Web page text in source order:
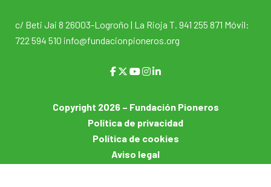
c/ Beti Jai 8 26003-Logroño | La Rioja T. 941 255 871 Móvil:
722 594 510 info@fundacionpioneros.org
Copyright 2026 – Fundación Pioneros
Política de privacidad
Política de cookies
Aviso legal